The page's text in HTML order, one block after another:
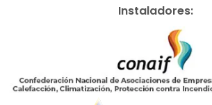
Instaladores: